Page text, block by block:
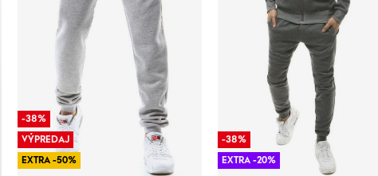
-38%
VÝPREDAJ
EXTRA -50%
-38%
EXTRA -20%